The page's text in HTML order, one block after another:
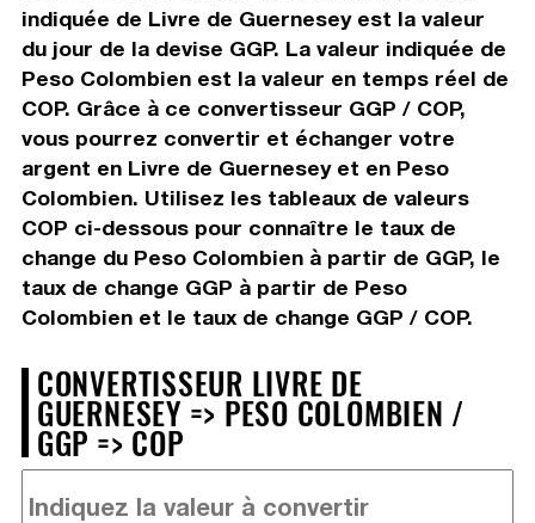
indiquée de Livre de Guernesey est la valeur
du jour de la devise GGP. La valeur indiquée de
Peso Colombien est la valeur en temps réel de
COP. Grâce à ce convertisseur GGP / COP,
vous pourrez convertir et échanger votre
argent en Livre de Guernesey et en Peso
Colombien. Utilisez les tableaux de valeurs
COP ci-dessous pour connaître le taux de
change du Peso Colombien à partir de GGP, le
taux de change GGP à partir de Peso
Colombien et le taux de change GGP / COP.
CONVERTISSEUR LIVRE DE
GUERNESEY => PESO COLOMBIEN /
GGP => COP